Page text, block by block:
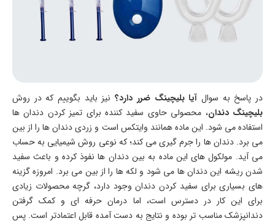
در پاسخ به سوال آیا بلیچینگ ضرر دارد؟نیز باید بگوییم که در روش
بلیچینگ دندان، محصولی حاوی سفید کننده برای تمیز کردن دندان ها
استفاده می شود. این ماده همانند وایتکس است و زردی دندان ها را از بین
می برد. دندان ها را جرم گیری می کند؛ که نوعی روش شیمیایی به حساب
می آید. مولکول های این ماده به بین دندان ها نفوذ کرده و باعث سفید
شدن ریشه این دندان ها می شود و لکه ها را از بین می برد. امروزه گزینه
های بسیاری برای سفید کردن دندان وجود دارد، گرچه محصولات زیادی
برای این کار در دسترس است، اما درمان حرفه ای و کمک گرفتن
دندانپزشک مناسب تر بوده و نتایج به دست آمده قابل اعتمادتر است. پس